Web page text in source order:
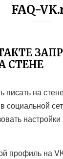
FAQ-
СТЕНЕ
писать на
социальной
профиль на